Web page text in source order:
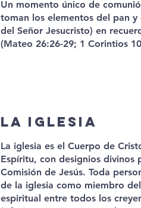
Un momento único de
toman los elementos del pan
del Señor Jesucristo) en
(Mateo 26:26-29; 1 Corintios
La Iglesia
La iglesia es el Cuerpo de
Espíritu, con designios divinos
Comisión de Jesús. Toda
de la iglesia como miembro
espiritual entre todos los